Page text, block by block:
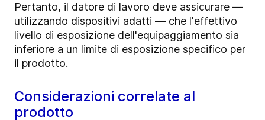
Pertanto, il datore di lavoro deve assicurare —
utilizzando dispositivi adatti — che l'effettivo
livello di esposizione dell'equipaggiamento sia
inferiore a un limite di esposizione specifico per
il prodotto.
Considerazioni correlate al
prodotto